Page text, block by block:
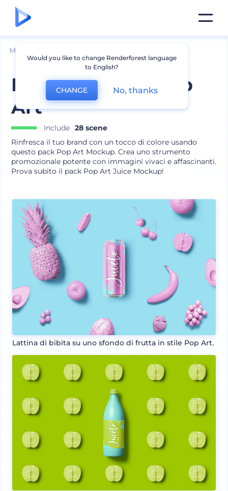
Mockup
Mockup succo Pop
Art
Include 28 scene
Rinfresca il tuo brand con un tocco di colore usando
questo pack Pop Art Mockup. Crea uno strumento
promozionale potente con immagini vivaci e affascinanti.
Prova subito il pack Pop Art Juice Mockup!
Lattina di bibita su uno sfondo di frutta in stile Pop Art.
Would you like to change Renderforest language
to English?
CHANGE No, thanks